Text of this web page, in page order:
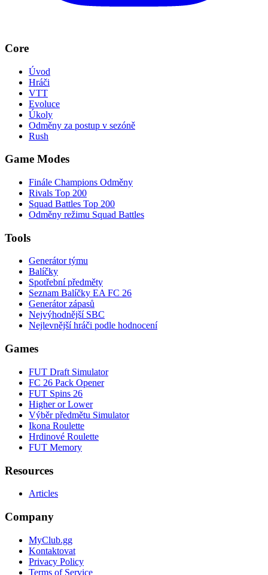
Core
Úvod
Hráči
VTT
Evoluce
Úkoly
Odměny za postup v sezóně
Rush
Game Modes
Finále Champions Odměny
Rivals Top 200
Squad Battles Top 200
Odměny režimu Squad Battles
Tools
Generátor týmu
Balíčky
Spotřební předměty
Seznam Balíčky EA FC 26
Generátor zápasů
Nejvýhodnější SBC
Nejlevnější hráči podle hodnocení
Games
FUT Draft Simulator
FC 26 Pack Opener
FUT Spins 26
Higher or Lower
Výběr předmětu Simulator
Ikona Roulette
Hrdinové Roulette
FUT Memory
Resources
Articles
Company
MyClub.gg
Kontaktovat
Privacy Policy
Terms of Service